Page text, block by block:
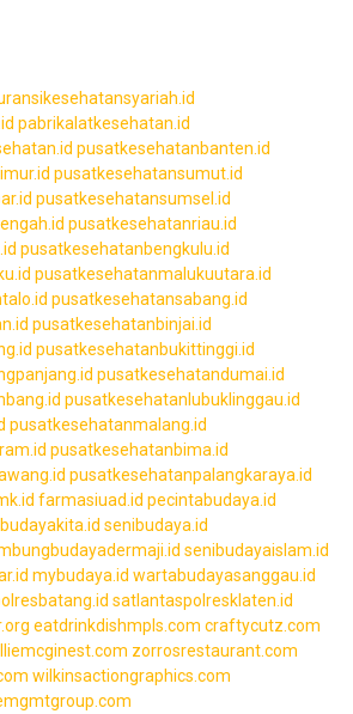
pabrikalatkesehatan.id
pusatkesehatanbanten.id
pusatkesehatansumut.id
pusatkesehatansumsel.id
pusatkesehatanriau.id
pusatkesehatanbengkulu.id
pusatkesehatanmalukuutara.id
pusatkesehatansabang.id
pusatkesehatanbinjai.id
pusatkesehatanbukittinggi.id
pusatkesehatandumai.id
pusatkesehatanlubuklinggau.id
pusatkesehatanmalang.id
pusatkesehatanbima.id
pusatkesehatanpalangkaraya.id
farmasiuad.id pecintabudaya.id
budayakita.id senibudaya.id
senibudayaislam.id
mybudaya.id wartabudayasanggau.id
satlantaspolresklaten.id
eatdrinkdishmpls.com craftycutz.com
zorrosrestaurant.com
wilkinsactiongraphics.com